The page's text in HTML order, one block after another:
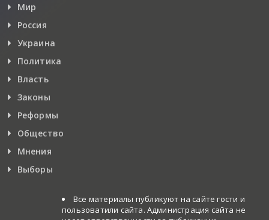
Мир
Россия
Украина
Политика
Власть
Законы
Реформы
Общество
Мнения
Выборы
Все материалы публикуют на сайте гости и
пользоватили сайта. Администрация сайта не